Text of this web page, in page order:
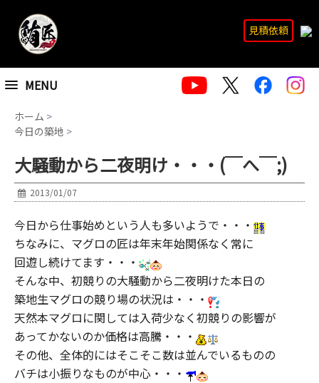
MENU
見積依頼
ホーム >
今日の築地 >
大騒動から二夜明け・・・(￣へ￣;)
2013/01/07
今日から仕事始めという人も多いようで・・・
ちなみに、マグロの匠は年末年始関係なく常に
回遊し続けてます・・・
そんな中、初競りの大騒動から二夜明けた本日の
築地生マグロの競り場の状況は・・・
天然本マグロに関しては入荷少なく初競りの影響が
あってかないのか価格は高騰・・・
その他、全体的にはそこそこ数は並んでいるものの
バチは小振りなものが中心・・・